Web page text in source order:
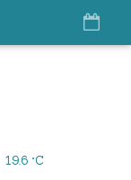
19.6 °C